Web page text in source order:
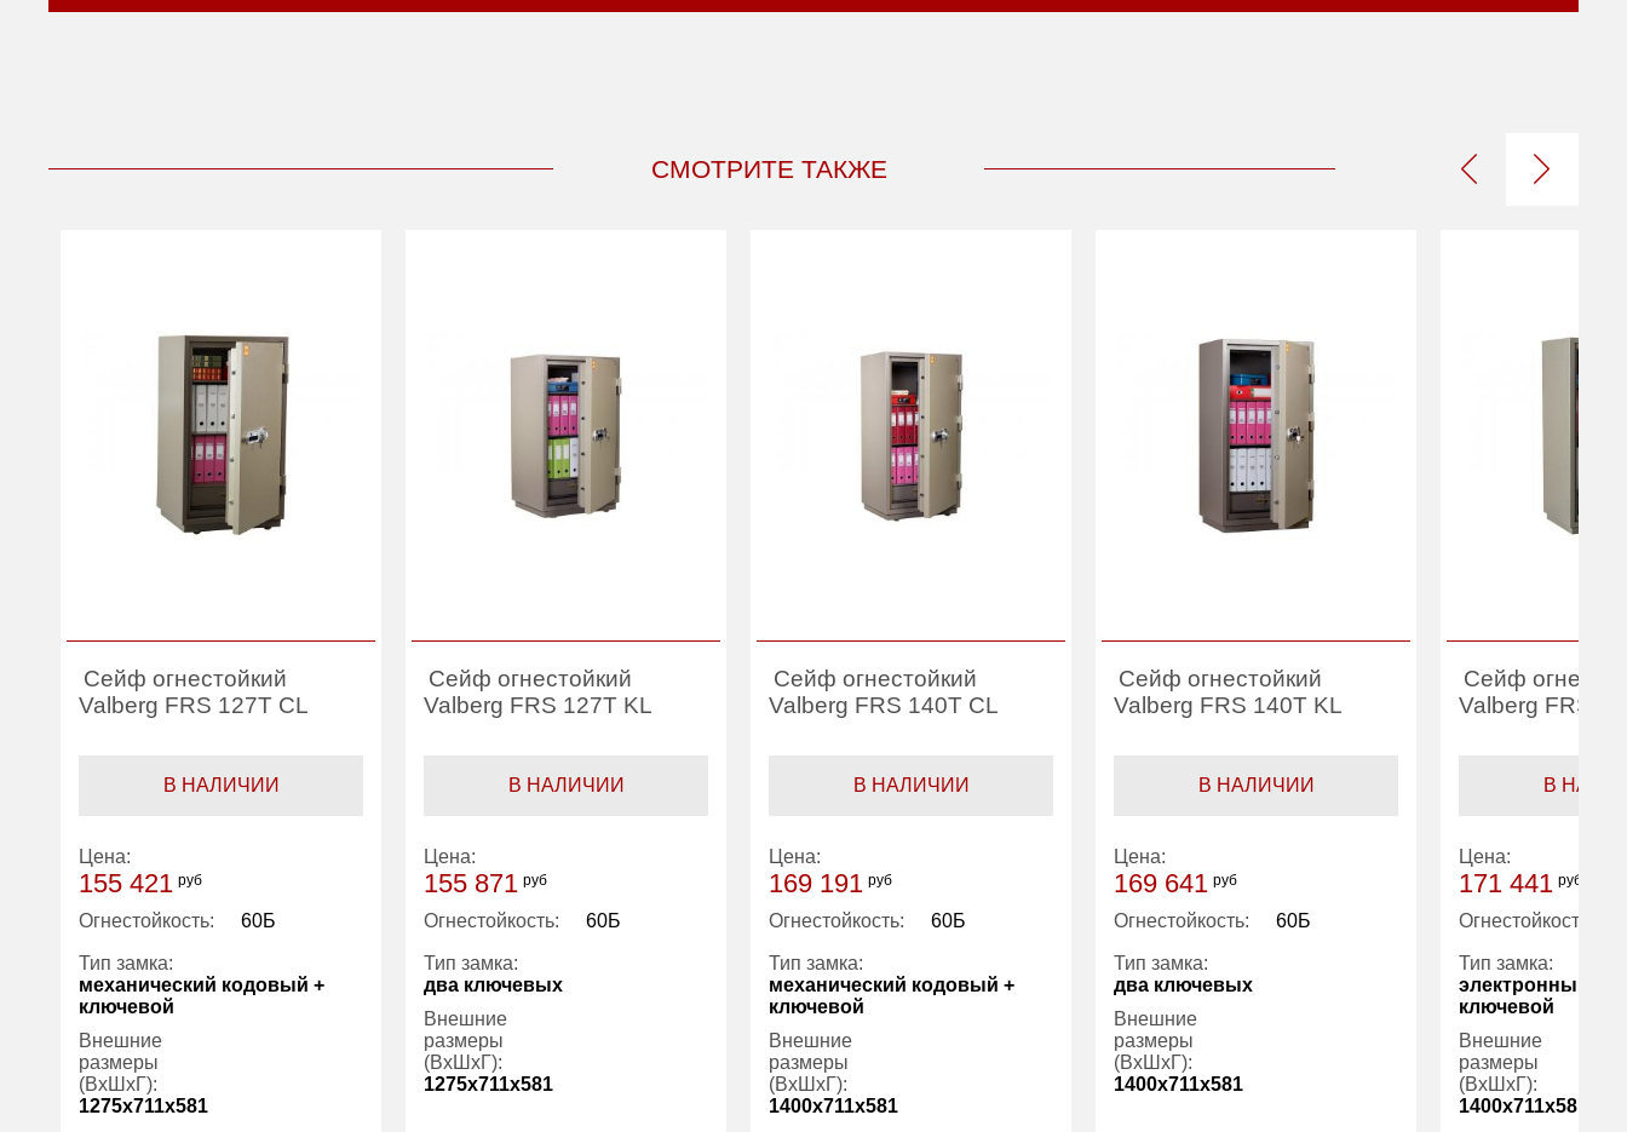
СМОТРИТЕ ТАКЖЕ
Сейф огнестойкий
Valberg FRS 127T CL
В НАЛИЧИИ
Цена:
155 421 руб
Огнестойкость: 60Б
Тип замка:
механический кодовый +
ключевой
Внешние
размеры
(ВхШхГ):
1275x711x581
Сейф огнестойкий
Valberg FRS 127T KL
В НАЛИЧИИ
Цена:
155 871 руб
Огнестойкость: 60Б
Тип замка:
два ключевых
Внешние
размеры
(ВхШхГ):
1275x711x581
Сейф огнестойкий
Valberg FRS 140T CL
В НАЛИЧИИ
Цена:
169 191 руб
Огнестойкость: 60Б
Тип замка:
механический кодовый +
ключевой
Внешние
размеры
(ВхШхГ):
1400x711x581
Сейф огнестойкий
Valberg FRS 140T KL
В НАЛИЧИИ
Цена:
169 641 руб
Огнестойкость: 60Б
Тип замка:
два ключевых
Внешние
размеры
(ВхШхГ):
1400x711x581
Сейф
Valberg FRS
В
Цена:
171 441 руб
Огнестойкость:
Тип замка:
электронный
ключевой
Внешние
размеры
(ВхШхГ):
1400x711x581